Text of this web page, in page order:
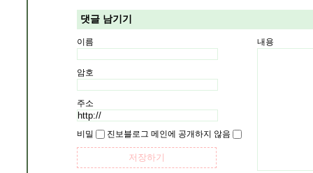
댓글 남기기
이름
암호
주소
비밀 진보블로그 메인에 공개하지 않음
내용